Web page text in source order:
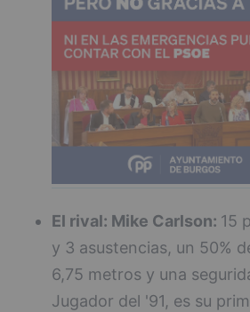
El rival: Mike Carlson: 15
y 3 asustencias, un 50%
6,75 metros y una
Jugador del '91, es su